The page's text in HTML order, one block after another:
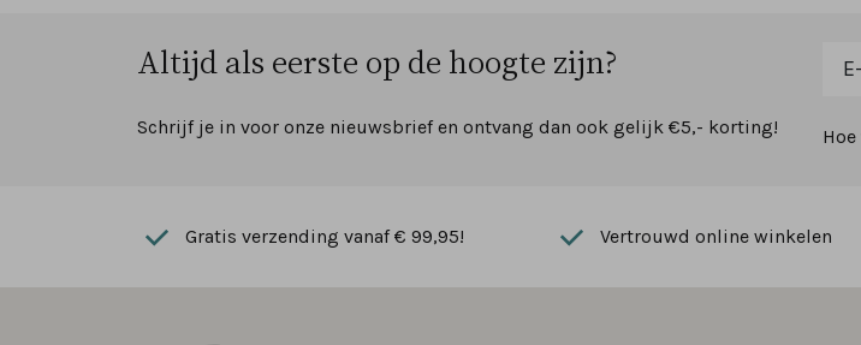
Altijd als eerste op de hoogte zijn?
Schrijf je in voor onze nieuwsbrief en ontvang dan ook gelijk €5,- korting!
Gratis verzending vanaf € 99,95! Vertrouwd online winkelen